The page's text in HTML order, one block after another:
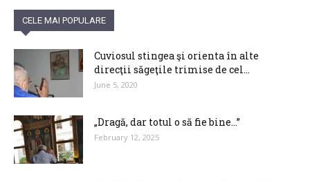
CELE MAI POPULARE
Cuviosul stingea şi orienta în alte
direcţii săgeţile trimise de cel...
June 5, 2020
„Dragă, dar totul o să fie bine…”
February 12, 2025